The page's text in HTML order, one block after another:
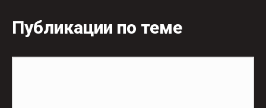
Публикации по теме